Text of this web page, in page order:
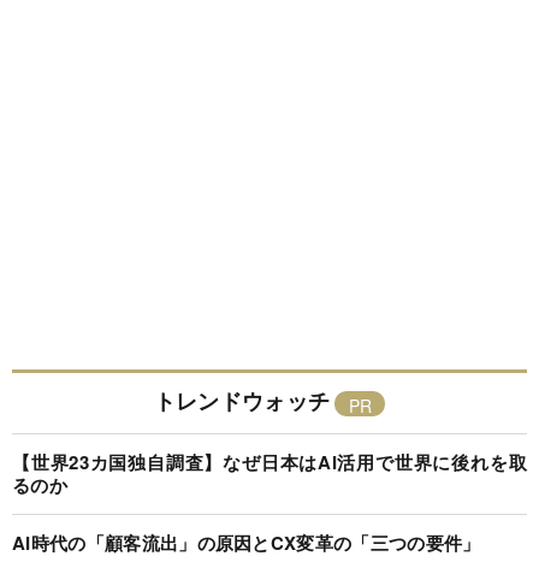
トレンドウォッチ
【世界23カ国独自調査】なぜ日本はAI活用で世界に後れを取
るのか
AI時代の「顧客流出」の原因とCX変革の「三つの要件」